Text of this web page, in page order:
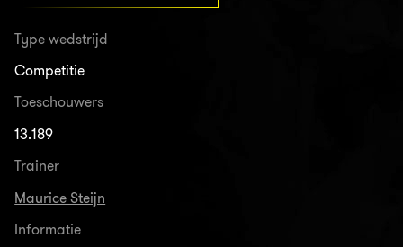
Type wedstrijd
Competitie
Toeschouwers
13.189
Trainer
Maurice Steijn
Informatie